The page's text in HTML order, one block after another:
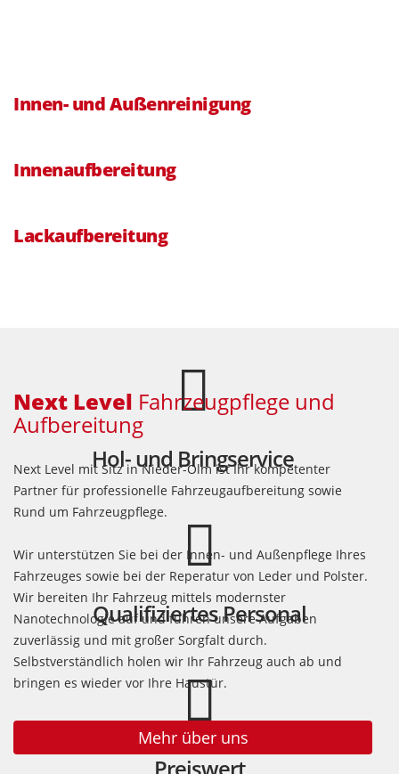
Mehr...
Innen- und Außenreinigung
Mehr...
Innenaufbereitung
Mehr...
Lackaufbereitung
Hol- und Bringservice
Qualifiziertes Personal
Next Level Fahrzeugpflege und
Aufbereitung
Next Level mit Sitz in Nieder-Olm ist Ihr kompetenter
Partner für professionelle Fahrzeugaufbereitung sowie
Rund um Fahrzeugpflege.
Wir unterstützen Sie bei der Innen- und Außenpflege Ihres
Fahrzeuges sowie bei der Reperatur von Leder und Polster.
Wir bereiten Ihr Fahrzeug mittels modernster
Nanotechnologie auf und führen unsere Aufgaben
zuverlässig und mit großer Sorgfalt durch.
Selbstverständlich holen wir Ihr Fahrzeug auch ab und
bringen es wieder vor Ihre Haustür.
Mehr über uns